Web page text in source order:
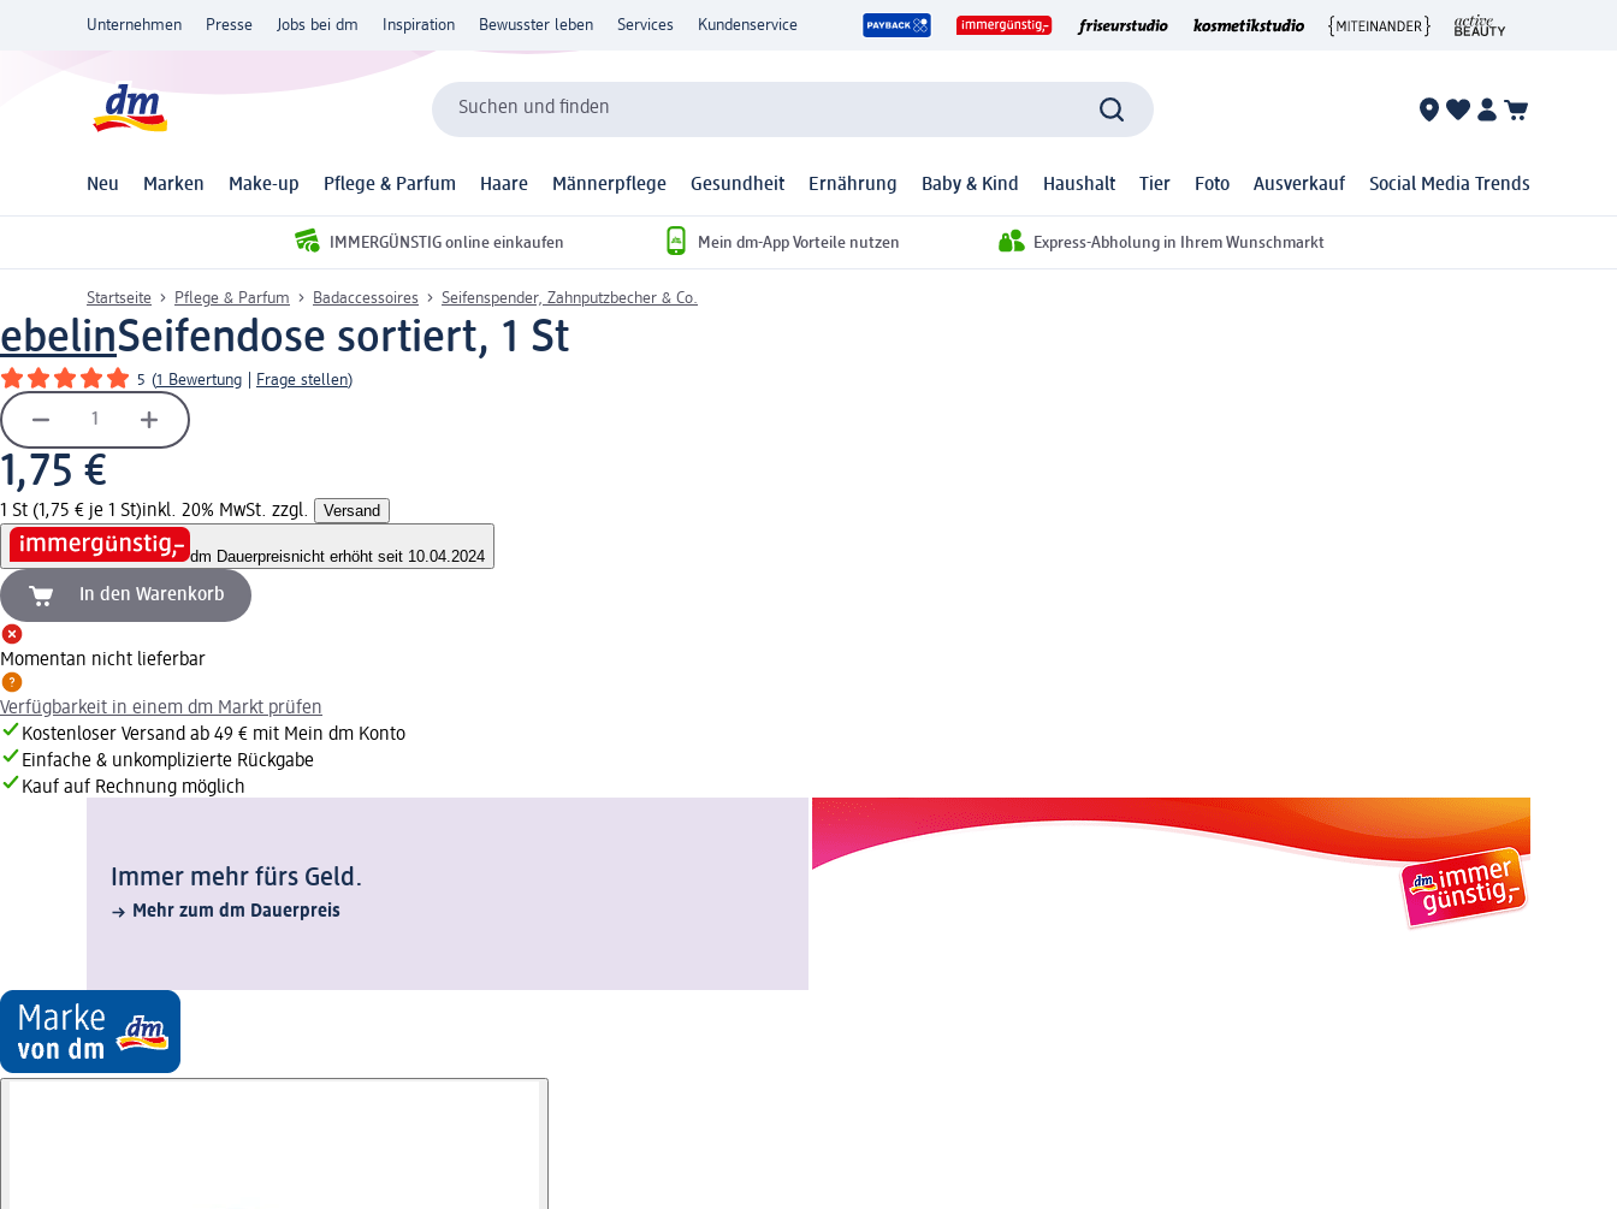
Unternehmen Presse Jobs bei dm Inspiration Bewusster leben Services Kundenservice
Suchen und finden
Neu Marken Make-up Pflege & Parfum Haare Männerpflege Gesundheit Ernährung Baby & Kind Haushalt Tier Foto Ausverkauf Social Media Trends
IMMERGÜNSTIG online einkaufen Mein dm-App Vorteile nutzen Express-Abholung in Ihrem Wunschmarkt
Startseite Pflege & Parfum Badaccessoires Seifenspender, Zahnputzbecher & Co.
ebelinSeifendose sortiert, 1 St
5 (1 Bewertung Frage stellen)
1,75 €
1 St (1,75 € je 1 St)inkl. 20% MwSt. zzgl. Versand
dm Dauerpreisnicht erhöht seit 10.04.2024
In den Warenkorb
Momentan nicht lieferbar
Verfügbarkeit in einem dm Markt prüfen
Kostenloser Versand ab 49 € mit Mein dm Konto
Einfache & unkomplizierte Rückgabe
Kauf auf Rechnung möglich
Immer mehr fürs Geld.
Mehr zum dm Dauerpreis